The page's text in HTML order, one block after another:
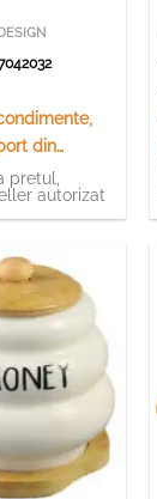
din
pretul,
autorizat